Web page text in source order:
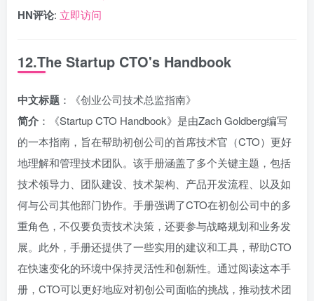
HN评论: 立即访问
12.The Startup CTO's Handbook
中文标题 ：《创业公司技术总监指南》
简介 ：《Startup CTO Handbook》是由Zach Goldberg编写
的一本指南，旨在帮助初创公司的首席技术官（CTO）更好
地理解和管理技术团队。该手册涵盖了多个关键主题，包括
技术领导力、团队建设、技术架构、产品开发流程、以及如
何与公司其他部门协作。手册强调了CTO在初创公司中的多
重角色，不仅要负责技术决策，还要参与战略规划和业务发
展。此外，手册还提供了一些实用的建议和工具，帮助CTO
在快速变化的环境中保持灵活性和创新性。通过阅读这本手
册，CTO可以更好地应对初创公司面临的挑战，推动技术团